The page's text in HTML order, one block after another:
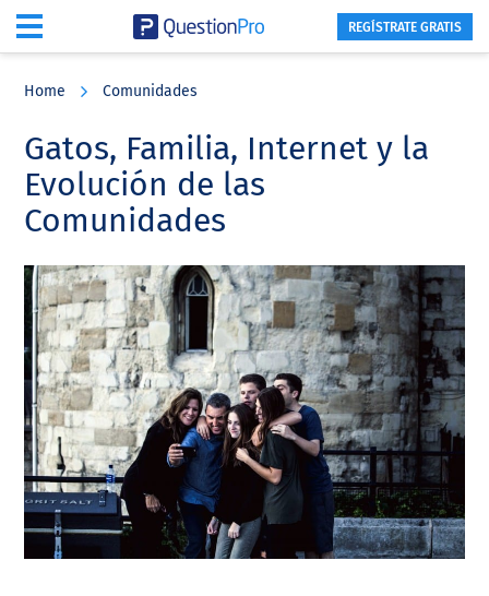
content
sidebar
REGÍSTRATE GRATIS
Home Comunidades
Gatos, Familia, Internet y la
Evolución de las
Comunidades